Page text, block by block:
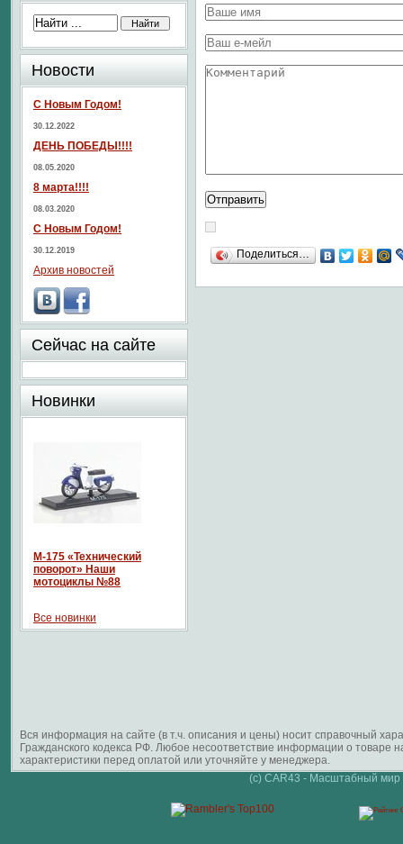
Поделиться…
Новости
С Новым Годом!
30.12.2022
ДЕНЬ ПОБЕДЫ!!!!
08.05.2020
8 марта!!!!
08.03.2020
С Новым Годом!
30.12.2019
Архив новостей
Сейчас на сайте
Новинки
М-175 «Технический
поворот» Наши
мотоциклы №88
Все новинки
Вся информация на сайте (в т.ч. описания и цены) носит справочный
Гражданского кодекса РФ. Любое несоответствие информации о
характеристики перед оплатой или уточняйте у менеджера.
(c) CAR43 - Масштабный мир